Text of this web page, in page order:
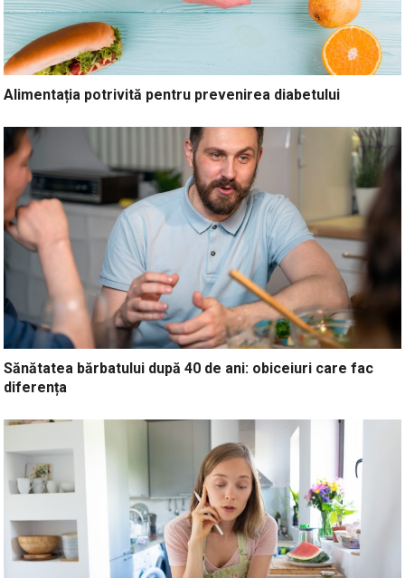
Alimentația potrivită pentru prevenirea diabetului
Sănătatea bărbatului după 40 de ani: obiceiuri care fac
diferența